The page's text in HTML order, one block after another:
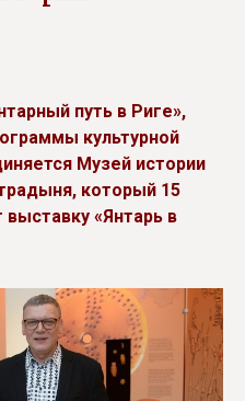
путь в Риге»,
культурной
Музей истории
который 15
выставку «Янтарь в